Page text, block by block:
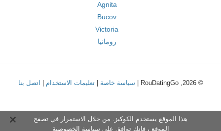
Agnita
Bucov
Victoria
رومانيا
© 2026, RouDatingGo | سياسة خاصة |تعليمات الاستخدام اتصل بنا
هذا الموقع يستخدم الكوكيز. من خلال الاستمرار في تصفح
الموقع ، فإنك توافق على سياسة الخصوصية